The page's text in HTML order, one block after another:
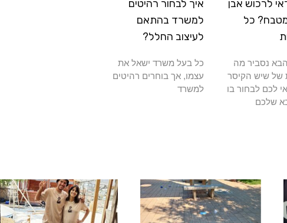
לרכוש אבן
כל
נסביר מה
של שיש הקיסר
לכם לבחור בו
שלכם
איך לבחור רהיטים
למשרד בהתאם
לעיצוב החלל?
כל בעל משרד ישאל את
עצמו, אך בוחרים רהיטים
למשרד